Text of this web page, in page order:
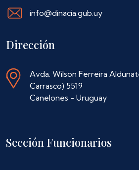
info@dinacia.gub.uy
Dirección
Avda. Wilson Ferreira
Carrasco) 5519
Canelones - Uruguay
Sección Funcionarios